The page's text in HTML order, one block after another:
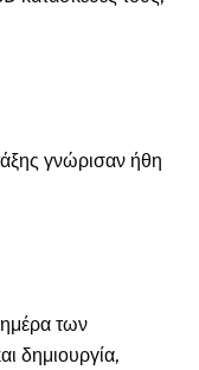
γνώρισαν ήθη
των
δημιουργία,